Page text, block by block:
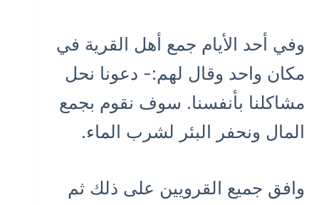
وفي أحد الأيام جمع أهل القرية في
مكان واحد وقال لهم:- دعونا نحل
مشاكلنا بأنفسنا. سوف نقوم بجمع
المال ونحفر البئر لشرب الماء.
وافق جميع القرويين على ذلك ثم